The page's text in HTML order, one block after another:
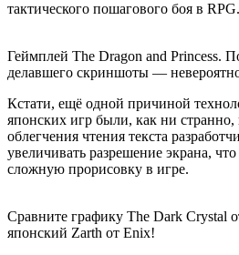
тактического пошагового боя в RPG.
Геймплей The Dragon and Princess.
делавшего скриншоты —
Кстати, ещё одной причиной
японских игр были, как ни
облегчения чтения текста
увеличивать разрешение экрана,
сложную прорисовку в игре.
Сравните графику The Dark Crystal
японский Zarth от Enix!